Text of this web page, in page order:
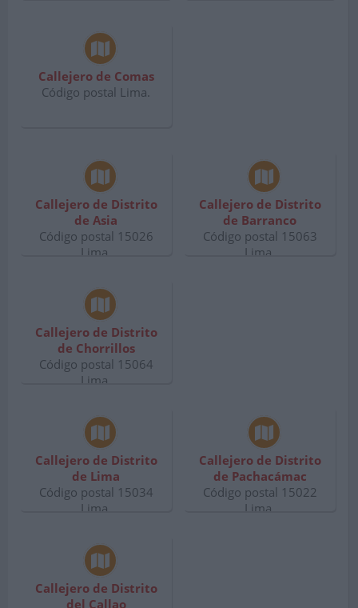
Callejero de Comas
Código postal Lima.
Callejero de Distrito
de Asia
Código postal 15026
Lima.
Callejero de Distrito
de Barranco
Código postal 15063
Lima.
Callejero de Distrito
de Chorrillos
Código postal 15064
Lima.
Callejero de Distrito
de Lima
Código postal 15034
Lima.
Callejero de Distrito
de Pachacámac
Código postal 15022
Lima.
Callejero de Distrito
del Callao